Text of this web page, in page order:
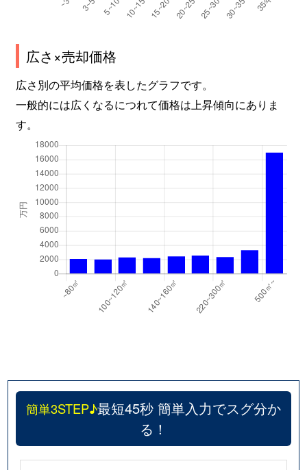
広さ×売却価格
広さ別の平均価格を表したグラフです。
一般的には広くなるにつれて価格は上昇傾向にありま
す。
簡単3STEP♪最短45秒 簡単入力でスグ分か
る！